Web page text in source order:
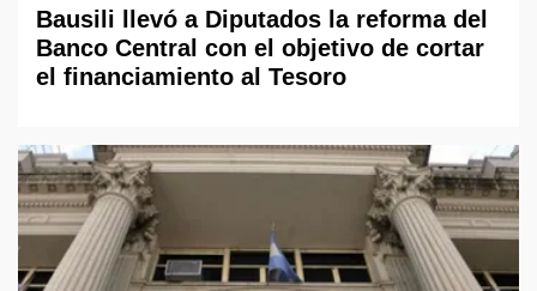
Bausili llevó a Diputados la reforma del
Banco Central con el objetivo de cortar
el financiamiento al Tesoro